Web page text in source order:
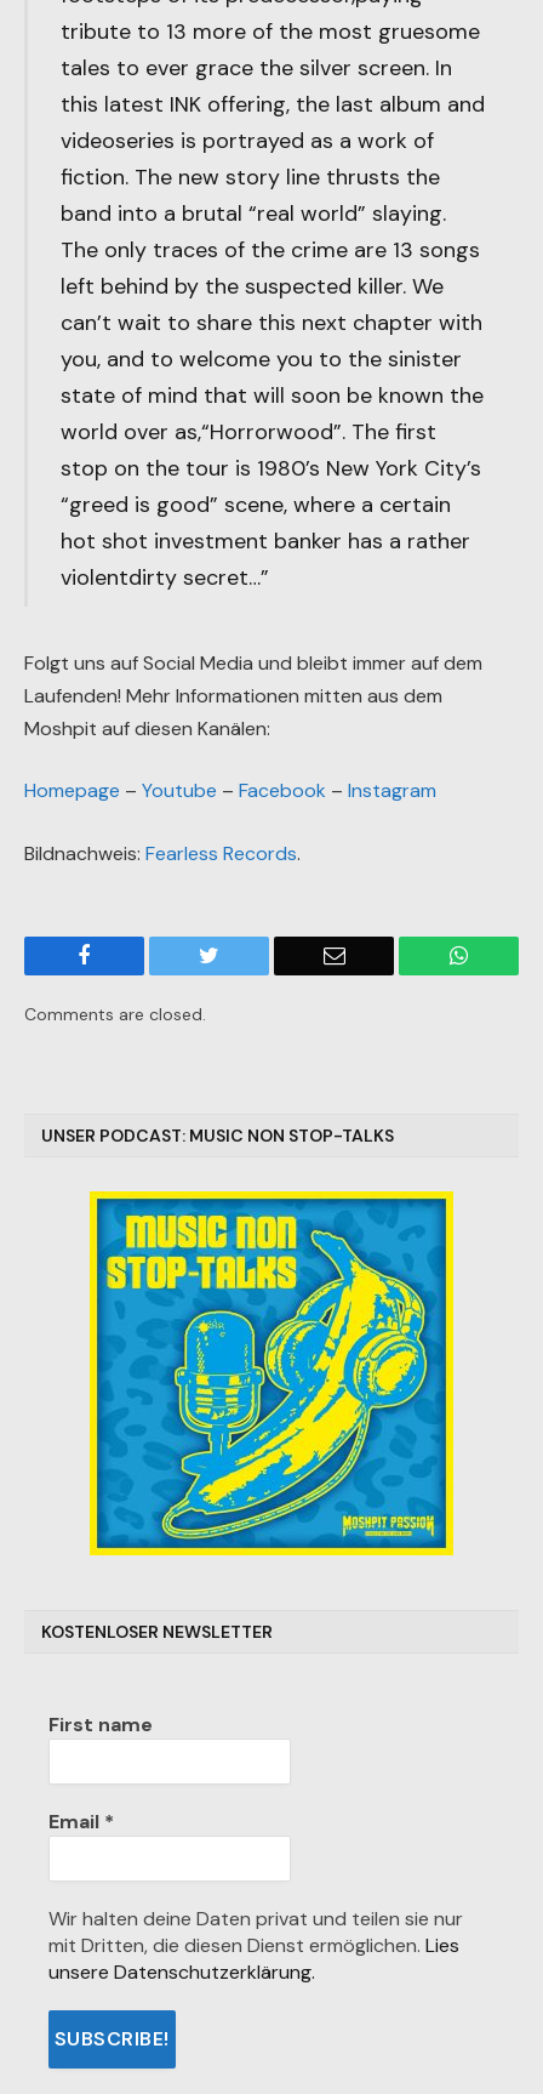
tribute to 13 more of the most gruesome
tales to ever grace the silver screen. In
this latest INK offering, the last album and
videoseries is portrayed as a work of
fiction. The new story line thrusts the
band into a brutal “real world” slaying.
The only traces of the crime are 13 songs
left behind by the suspected killer. We
can’t wait to share this next chapter with
you, and to welcome you to the sinister
state of mind that will soon be known the
world over as,“Horrorwood”. The first
stop on the tour is 1980’s New York City’s
“greed is good” scene, where a certain
hot shot investment banker has a rather
violentdirty secret…”
Folgt uns auf Social Media und bleibt immer auf dem
Laufenden! Mehr Informationen mitten aus dem
Moshpit auf diesen Kanälen:
Homepage – Youtube – Facebook – Instagram
Bildnachweis: Fearless Records.
Email
Comments are closed.
UNSER PODCAST: MUSIC NON STOP-TALKS
KOSTENLOSER NEWSLETTER
First name
Email *
Wir halten deine Daten privat und teilen sie nur
mit Dritten, die diesen Dienst ermöglichen. Lies
unsere Datenschutzerklärung.